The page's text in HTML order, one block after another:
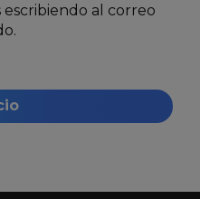
al correo